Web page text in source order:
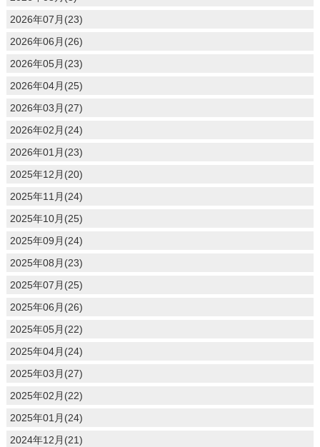
2026年07月(23)
2026年06月(26)
2026年05月(23)
2026年04月(25)
2026年03月(27)
2026年02月(24)
2026年01月(23)
2025年12月(20)
2025年11月(24)
2025年10月(25)
2025年09月(24)
2025年08月(23)
2025年07月(25)
2025年06月(26)
2025年05月(22)
2025年04月(24)
2025年03月(27)
2025年02月(22)
2025年01月(24)
2024年12月(21)